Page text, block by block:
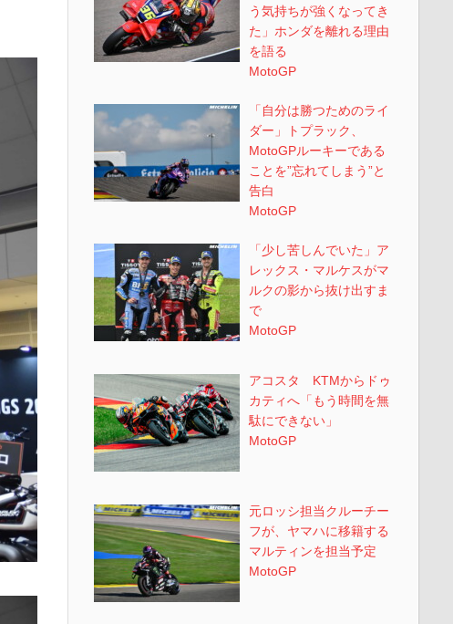
う気持ちが強くなってき
た」ホンダを離れる理由
を語る
MotoGP
「自分は勝つためのライ
ダー」トプラック、
MotoGPルーキーである
ことを”忘れてしまう”と
告白
MotoGP
「少し苦しんでいた」ア
レックス・マルケスがマ
ルクの影から抜け出すま
で
MotoGP
アコスタ KTMからドゥ
カティへ「もう時間を無
駄にできない」
MotoGP
元ロッシ担当クルーチー
フが、ヤマハに移籍する
マルティンを担当予定
MotoGP